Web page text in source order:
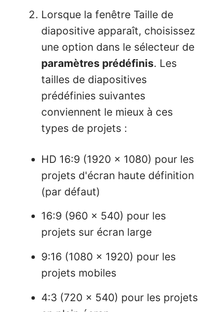
Lorsque la fenêtre Taille de
diapositive apparaît, choisissez
une option dans le sélecteur de
paramètres prédéfinis. Les
tailles de diapositives
prédéfinies suivantes
conviennent le mieux à ces
types de projets :
HD 16:9 (1920 x 1080) pour les
projets d'écran haute définition
(par défaut)
16:9 (960 x 540) pour les
projets sur écran large
9:16 (1080 x 1920) pour les
projets mobiles
4:3 (720 x 540) pour les projets